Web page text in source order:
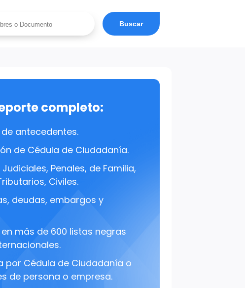
Buscar
completo:
antecedentes.
de Cédula de Ciudadanía.
Penales, de Familia,
Civiles.
deudas, embargos y
más de 600 listas negras
por Cédula de Ciudadanía o
de persona o empresa.